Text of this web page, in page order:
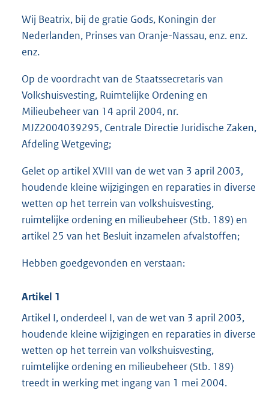
Wij Beatrix, bij de gratie Gods, Koningin der
Nederlanden, Prinses van Oranje-Nassau, enz. enz.
enz.
Op de voordracht van de Staatssecretaris van
Volkshuisvesting, Ruimtelijke Ordening en
Milieubeheer van 14 april 2004, nr.
MJZ2004039295, Centrale Directie Juridische Zaken,
Afdeling Wetgeving;
Gelet op artikel XVIII van de wet van 3 april 2003,
houdende kleine wijzigingen en reparaties in diverse
wetten op het terrein van volkshuisvesting,
ruimtelijke ordening en milieubeheer (Stb. 189) en
artikel 25 van het Besluit inzamelen afvalstoffen;
Hebben goedgevonden en verstaan:
Artikel 1
Artikel I, onderdeel I, van de wet van 3 april 2003,
houdende kleine wijzigingen en reparaties in diverse
wetten op het terrein van volkshuisvesting,
ruimtelijke ordening en milieubeheer (Stb. 189)
treedt in werking met ingang van 1 mei 2004.